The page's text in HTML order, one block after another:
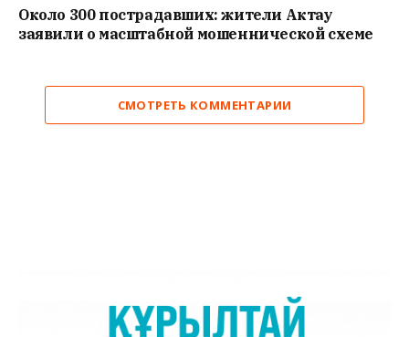
Около 300 пострадавших: жители Актау
заявили о масштабной мошеннической схеме
СМОТРЕТЬ КОММЕНТАРИИ